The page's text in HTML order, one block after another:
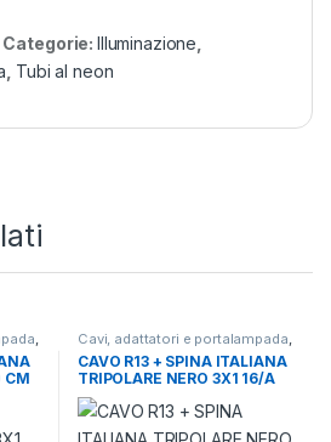
Categorie: Illuminazione
Tubi al neon
CM
Cavi, adattatori e portalampada
Illuminazione
CAVO R13 + SPINA ITALIANA
TRIPOLARE NERO 3X1 16/A
140 CM